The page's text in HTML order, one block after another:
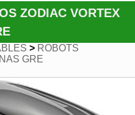
ZODIAC VORTEX
> ROBOTS
GRE